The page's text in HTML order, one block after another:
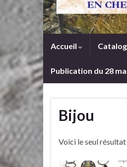
Accueil
Publication du 28
Bijou
Voici le seul résultat